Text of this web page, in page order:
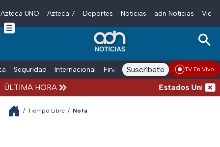
Skip to main content
Azteca UNO Azteca 7 Deportes Noticias adn Noticias
Seguridad Internacional Finanzas adn Noticias Radio
Suscríbete TV En Vivo
ÚLTIMA HORA Estados Unidos
/ Tiempo Libre / Nota